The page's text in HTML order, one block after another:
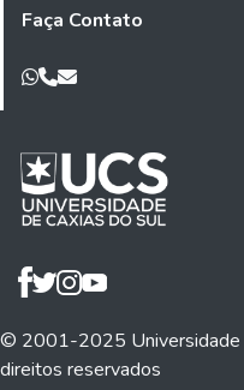
Faça Contato
© 2001-2025 Universidade
direitos reservados